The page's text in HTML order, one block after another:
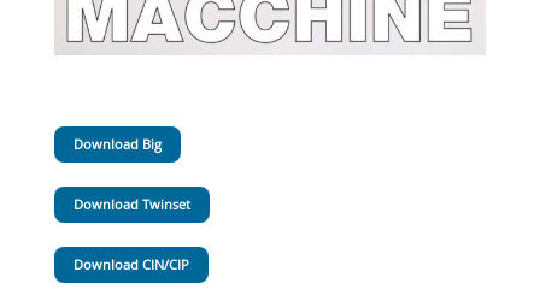
Download Big
Download Twinset
Download CIN/CIP